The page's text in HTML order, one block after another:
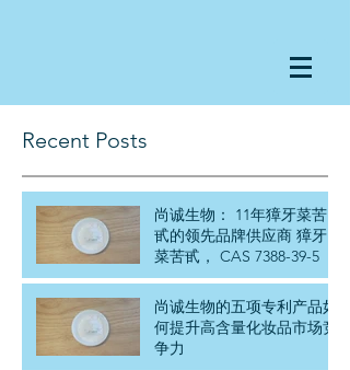
技
限
Recent Posts
尚诚生物： 11年獐牙菜苦
甙的领先品牌供应商 獐牙
菜苦甙， CAS 7388-39-5
尚诚生物的五项专利产品如
何提升高含量化妆品市场竞
争力